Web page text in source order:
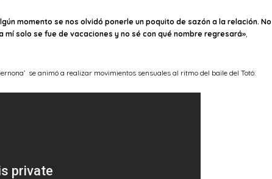
momento se nos olvidó ponerle un poquito de sazón a la relación. No
solo se fue de vacaciones y no sé con qué nombre regresará»
se animó a realizar movimientos sensuales al ritmo del baile del Totó: